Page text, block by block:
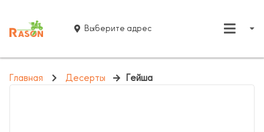
Выберите адрес
Главная Десерты Гейша